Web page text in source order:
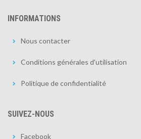
INFORMATIONS
Nous contacter
Conditions générales d'utilisation
Politique de confidentialité
SUIVEZ-NOUS
Facebook